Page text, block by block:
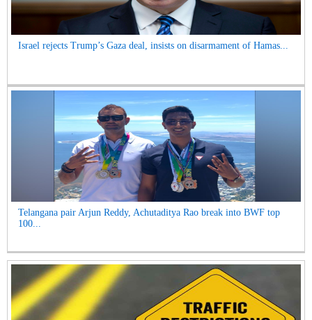
Israel rejects Trump’s Gaza deal, insists on disarmament of Hamas...
Telangana pair Arjun Reddy, Achutaditya Rao break into BWF top
100...